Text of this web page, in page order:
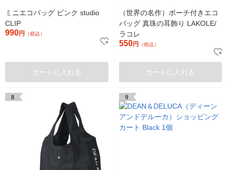
ミニエコバッグ ピンク studio
CLIP
990円 （税込）
カートに入れる
（世界の名作）ポーチ付きエコ
バッグ 真珠の耳飾り LAKOLE/
ラコレ
550円 （税込）
カートに入れる
8 9